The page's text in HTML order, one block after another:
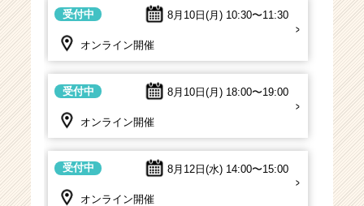
8月10日(月) 10:30〜11:30
受付中
オンライン開催
8月10日(月) 18:00〜19:00
受付中
オンライン開催
8月12日(水) 14:00〜15:00
受付中
オンライン開催